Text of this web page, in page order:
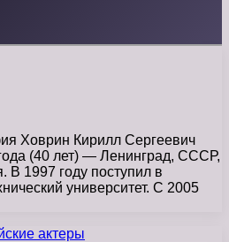
Ховрин Кирилл Сергеевич
(40 лет) — Ленинград, СССР,
В 1997 году поступил в
университет. С 2005
актеры